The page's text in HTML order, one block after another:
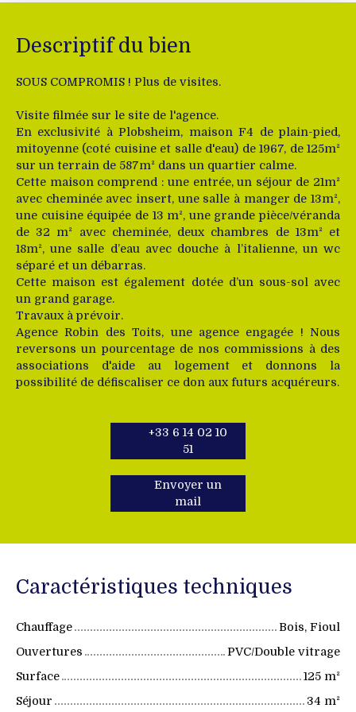
Descriptif du bien
SOUS COMPROMIS ! Plus de visites.
Visite filmée sur le site de l'agence.
En exclusivité à Plobsheim, maison F4 de plain-pied,
mitoyenne (coté cuisine et salle d'eau) de 1967, de 125m²
sur un terrain de 587m² dans un quartier calme.
Cette maison comprend : une entrée, un séjour de 21m²
avec cheminée avec insert, une salle à manger de 13m²,
une cuisine équipée de 13 m², une grande pièce/véranda
de 32 m² avec cheminée, deux chambres de 13m² et
18m², une salle d’eau avec douche à l’italienne, un wc
séparé et un débarras.
Cette maison est également dotée d’un sous-sol avec
un grand garage.
Travaux à prévoir.
Agence Robin des Toits, une agence engagée ! Nous
reversons un pourcentage de nos commissions à des
associations d'aide au logement et donnons la
possibilité de défiscaliser ce don aux futurs acquéreurs.
+33 6 14 02 10
51
Envoyer un
mail
Caractéristiques techniques
Chauffage
Bois, Fioul
Ouvertures
PVC/Double vitrage
Surface
125 m²
Séjour
34 m²